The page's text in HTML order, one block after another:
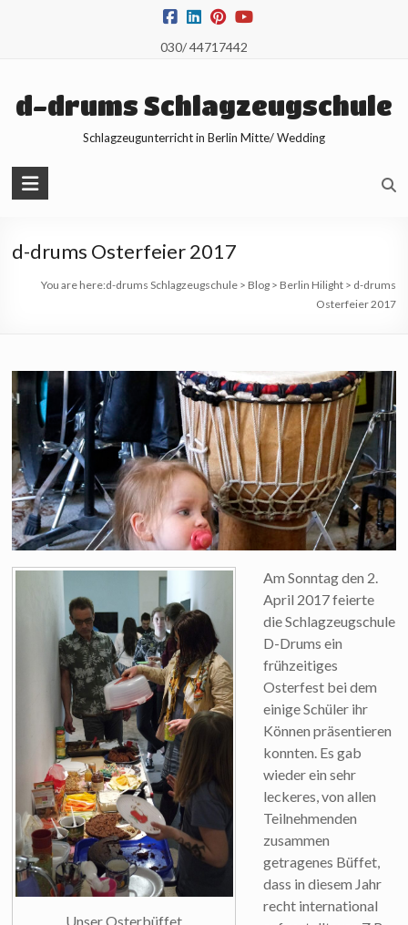
030/ 44717442
d-drums Schlagzeugschule
Schlagzeugunterricht in Berlin Mitte/ Wedding
d-drums Osterfeier 2017
You are here:d-drums Schlagzeugschule> Blog> Berlin Hilight> d-drums
Osterfeier 2017
Unser Osterbüffet
Am Sonntag den 2.
April 2017 feierte
die Schlagzeugschule
D-Drums ein
frühzeitiges
Osterfest bei dem
einige Schüler ihr
Können präsentieren
konnten. Es gab
wieder ein sehr
leckeres, von allen
Teilnehmenden
zusammen
getragenes Büffet,
dass in diesem Jahr
recht international